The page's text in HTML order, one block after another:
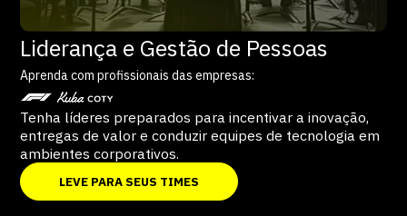
Liderança e Gestão de Pessoas
Aprenda com profissionais das empresas:
Tenha líderes preparados para incentivar a inovação,
entregas de valor e conduzir equipes de tecnologia em
ambientes corporativos.
LEVE PARA SEUS TIMES